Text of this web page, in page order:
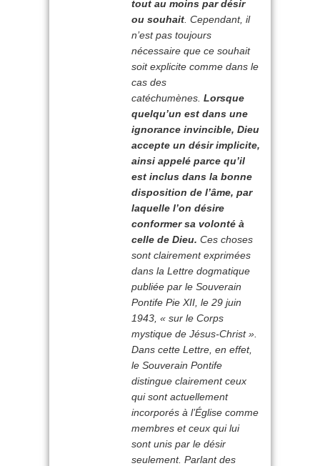
tout au moins par désir
ou souhait . Cependant, il
n’est pas toujours
nécessaire que ce souhait
soit explicite comme dans le
cas des
catéchumènes. Lorsque
quelqu’un est dans une
ignorance invincible, Dieu
accepte un désir implicite,
ainsi appelé parce qu’il
est inclus dans la bonne
disposition de l’âme, par
laquelle l’on désire
conformer sa volonté à
celle de Dieu. Ces choses
sont clairement exprimées
dans la Lettre dogmatique
publiée par le Souverain
Pontife Pie XII, le 29 juin
1943, « sur le Corps
mystique de Jésus-Christ».
Dans cette Lettre, en effet,
le Souverain Pontife
distingue clairement ceux
qui sont actuellement
incorporés à l’Église comme
membres et ceux qui lui
sont unis par le désir
seulement. Parlant des